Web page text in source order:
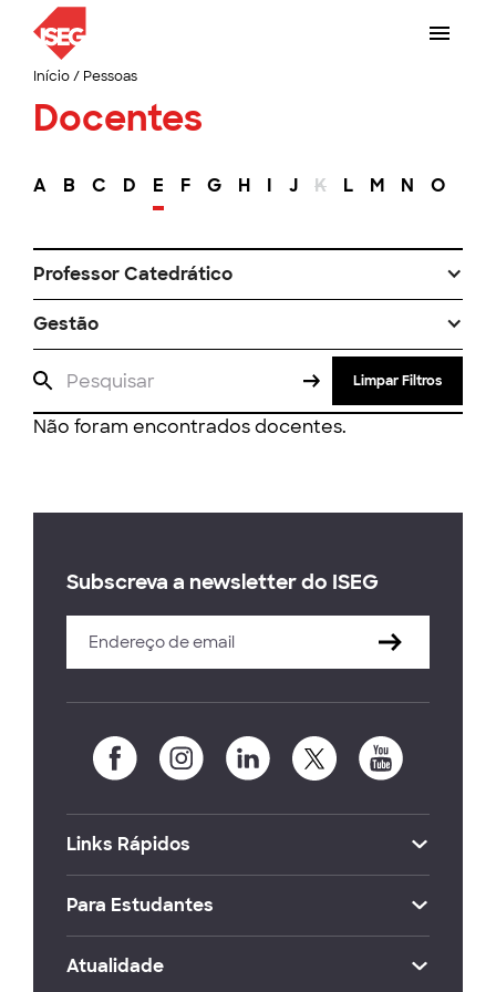
Início/ Pessoas
Docentes
A B C D E F G H I J K L M N O
Professor Catedrático
Gestão
Limpar Filtros
Não foram encontrados docentes.
Subscreva a newsletter do ISEG
Links Rápidos
Para Estudantes
Atualidade